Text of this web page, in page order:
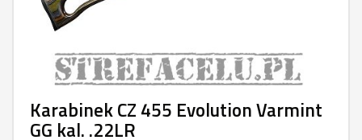
Karabinek CZ 455 Evolution Varmint
GG kal. .22LR